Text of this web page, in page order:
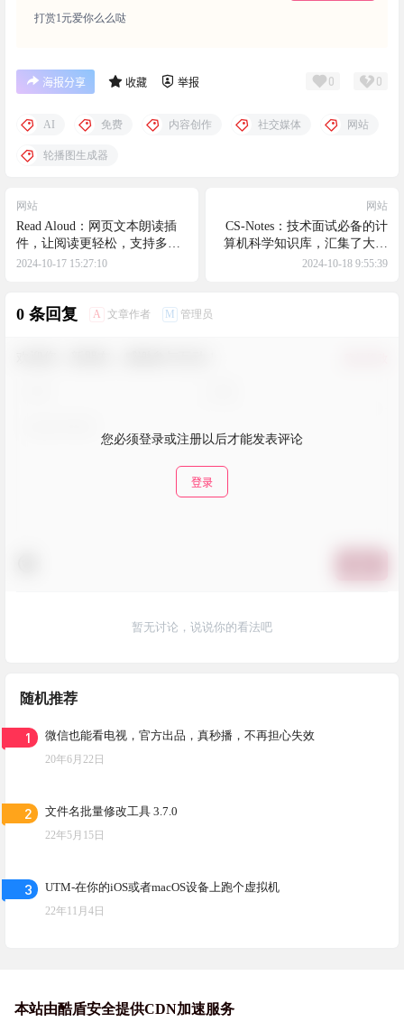
打赏1元爱你么么哒
海报分享 收藏 举报 0 0
AI 免费 内容创作 社交媒体 网站
轮播图生成器
网站
Read Aloud：网页文本朗读插
件，让阅读更轻松，支持多种
语言和语音选项，支持
2024-10-17 15:27:10
网站
CS-Notes：技术面试必备的计
算机科学知识库，汇集了大量
计算机科学领域的基础知识
2024-10-18 9:55:39
0 条回复 A 文章作者 M 管理员
您必须登录或注册以后才能发表评论
登录
暂无讨论，说说你的看法吧
随机推荐
1 微信也能看电视，官方出品，真秒播，不再担心失效
20年6月22日
2 文件名批量修改工具 3.7.0
22年5月15日
3 UTM-在你的iOS或者macOS设备上跑个虚拟机
22年11月4日
本站由酷盾安全提供CDN加速服务